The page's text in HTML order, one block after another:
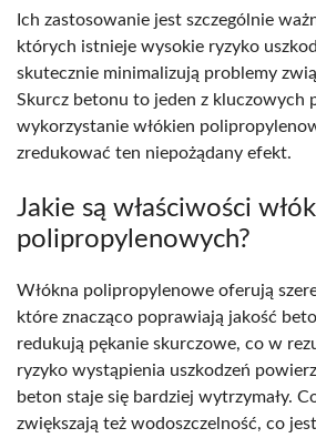
Ich zastosowanie jest szczególnie
których istnieje wysokie ryzyko
skutecznie minimalizują problemy
Skurcz betonu to jeden z kluczowych
wykorzystanie włókien
zredukować ten niepożądany efekt.
Jakie są właściwości
polipropylenowych?
Włókna polipropylenowe oferują
które znacząco poprawiają jakość
redukują pękanie skurczowe, co w
ryzyko wystąpienia uszkodzeń
beton staje się bardziej wytrzymały.
zwiększają też wodoszczelność, co